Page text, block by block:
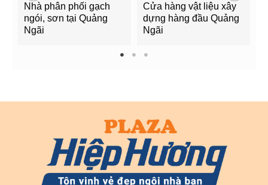
Nhà phân phối gạch
ngói, sơn tại Quảng
Ngãi
Cửa hàng vật liệu xây
dựng hàng đầu Quảng
Ngãi
1 2 3